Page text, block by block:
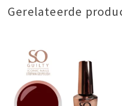
Gerelateerde